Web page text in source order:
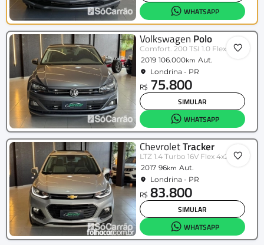
WHATSAPP
Volkswagen Polo
Comfort. 200 TSI 1.0 Flex 12V Aut.
2019 106.000km Aut.
Londrina - PR
R$ 75.800
SIMULAR
WHATSAPP
ChevroletTracker
LTZ 1.4 Turbo 16V Flex 4x2 Aut.
2017 96km Aut.
Londrina - PR
R$ 83.800
SIMULAR
WHATSAPP